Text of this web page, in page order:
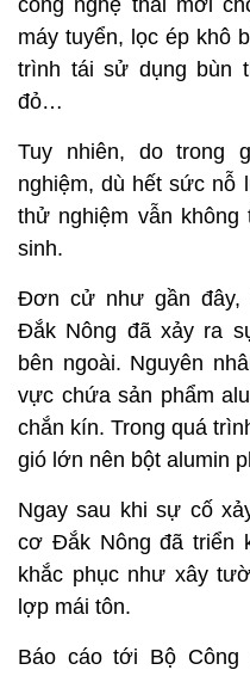
công nghệ thải mới
máy tuyển, lọc ép khô
trình tái sử dụng bùn
đỏ…
Tuy nhiên, do trong
nghiệm, dù hết sức nỗ
thử nghiệm vẫn không
sinh.
Đơn cử như gần đây,
Đắk Nông đã xảy ra
bên ngoài. Nguyên
vực chứa sản phẩm
chắn kín. Trong quá
gió lớn nên bột alumin
Ngay sau khi sự cố
cơ Đắk Nông đã triển
khắc phục như xây
lợp mái tôn.
Báo cáo tới Bộ Công